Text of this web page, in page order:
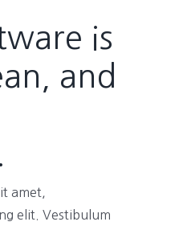
is
and
amet,
elit. Vestibulum